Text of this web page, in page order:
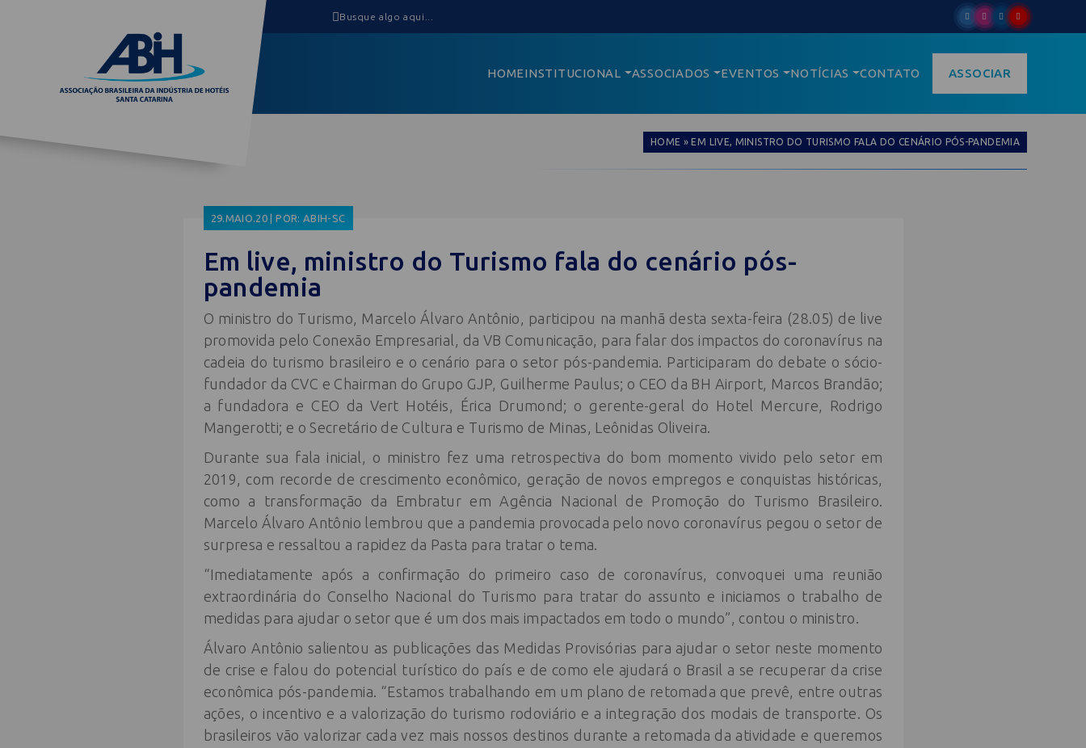
HOMEINSTITUCIONAL ASSOCIADOS EVENTOS NOTÍCIAS CONTATO ASSOCIAR
HOME »EM LIVE, MINISTRO DO TURISMO FALA DO CENÁRIO PÓS-PANDEMIA
29.MAIO.20 | POR: ABIH-SC
Em live, ministro do Turismo fala do cenário pós-
pandemia
O ministro do Turismo, Marcelo Álvaro Antônio, participou na manhã desta sexta-feira (28.05) de live
promovida pelo Conexão Empresarial, da VB Comunicação, para falar dos impactos do coronavírus na
cadeia do turismo brasileiro e o cenário para o setor pós-pandemia. Participaram do debate o sócio-
fundador da CVC e Chairman do Grupo GJP, Guilherme Paulus; o CEO da BH Airport, Marcos Brandão;
a fundadora e CEO da Vert Hotéis, Érica Drumond; o gerente-geral do Hotel Mercure, Rodrigo
Mangerotti; e o Secretário de Cultura e Turismo de Minas, Leônidas Oliveira.
Durante sua fala inicial, o ministro fez uma retrospectiva do bom momento vivido pelo setor em
2019, com recorde de crescimento econômico, geração de novos empregos e conquistas históricas,
como a transformação da Embratur em Agência Nacional de Promoção do Turismo Brasileiro.
Marcelo Álvaro Antônio lembrou que a pandemia provocada pelo novo coronavírus pegou o setor de
surpresa e ressaltou a rapidez da Pasta para tratar o tema.
“Imediatamente após a confirmação do primeiro caso de coronavírus, convoquei uma reunião
extraordinária do Conselho Nacional do Turismo para tratar do assunto e iniciamos o trabalho de
medidas para ajudar o setor que é um dos mais impactados em todo o mundo”, contou o ministro.
Álvaro Antônio salientou as publicações das Medidas Provisórias para ajudar o setor neste momento
de crise e falou do potencial turístico do país e de como ele ajudará o Brasil a se recuperar da crise
econômica pós-pandemia. “Estamos trabalhando em um plano de retomada que prevê, entre outras
ações, o incentivo e a valorização do turismo rodoviário e a integração dos modais de transporte. Os
brasileiros vão valorizar cada vez mais nossos destinos durante a retomada da atividade e queremos